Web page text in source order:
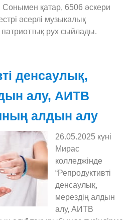
Сонымен қатар, 6506 әскери
әсерлі музыкалық
рух сыйлады.
денсаулық,
алу, АИТВ
алдын алу
26.05.2025 күні
Мирас
колледжінде
“Репродуктивті
денсаулық,
мерездің алдын
алу, АИТВ